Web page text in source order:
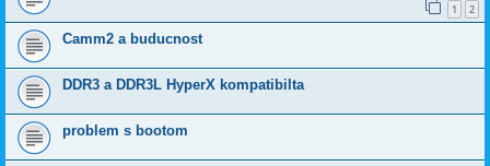
1 2
Camm2 a buducnost
DDR3 a DDR3L HyperX kompatibilta
problem s bootom